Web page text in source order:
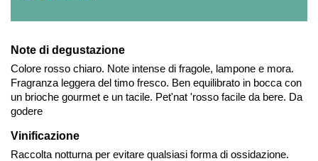
Note di degustazione
Colore rosso chiaro. Note intense di fragole, lampone e mora.
Fragranza leggera del timo fresco. Ben equilibrato in bocca con
un brioche gourmet e un tacile. Pet'nat 'rosso facile da bere. Da
godere
Vinificazione
Raccolta notturna per evitare qualsiasi forma di ossidazione.